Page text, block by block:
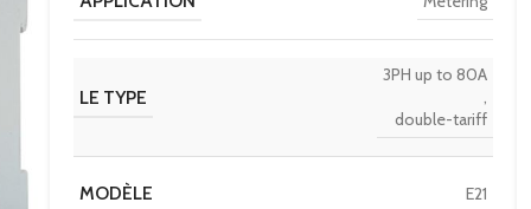
LE TYPE
3PH up to 80A
,
double-tariff
MODÈLE E21